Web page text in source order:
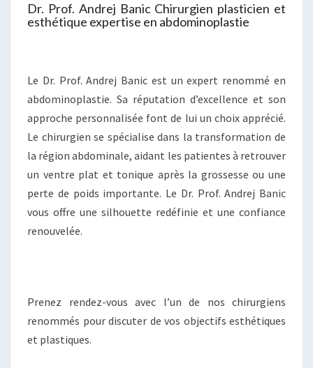
Dr. Prof. Andrej Banic Chirurgien plasticien et
esthétique expertise en abdominoplastie
Le Dr. Prof. Andrej Banic est un expert renommé en
abdominoplastie. Sa réputation d’excellence et son
approche personnalisée font de lui un choix apprécié.
Le chirurgien se spécialise dans la transformation de
la région abdominale, aidant les patientes à retrouver
un ventre plat et tonique après la grossesse ou une
perte de poids importante. Le Dr. Prof. Andrej Banic
vous offre une silhouette redéfinie et une confiance
renouvelée.
Prenez rendez-vous avec l’un de nos chirurgiens
renommés pour discuter de vos objectifs esthétiques
et plastiques.